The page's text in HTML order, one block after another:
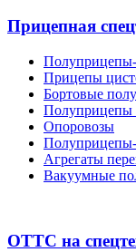
Прицепная
Прицепы
Бортовые
Полуприцепы
Опоровозы
Агрегаты
Вакуумные
ОТТС на